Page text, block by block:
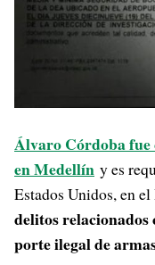
Álvaro Córdoba fue
en Medellín y es
Estados Unidos, en
delitos
porte ilegal de